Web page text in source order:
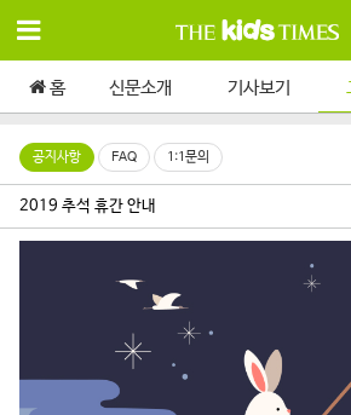
홈 신문소개 기사보기
공지사항 FAQ 1:1문의
2019 추석 휴간 안내